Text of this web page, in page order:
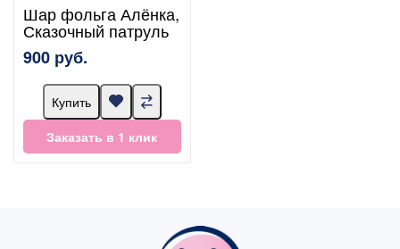
Шар фольга Алёнка,
Сказочный патруль
900 руб.
Купить
Заказать в 1 клик